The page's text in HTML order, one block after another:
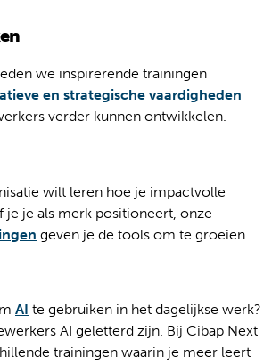
we inspirerende trainingen
en strategische vaardigheden
verder kunnen ontwikkelen.
wilt leren hoe je impactvolle
je je als merk positioneert, onze
geven je de tools om te groeien.
AI te gebruiken in het dagelijkse werk?
AI geletterd zijn. Bij Cibap Next
trainingen waarin je meer leert